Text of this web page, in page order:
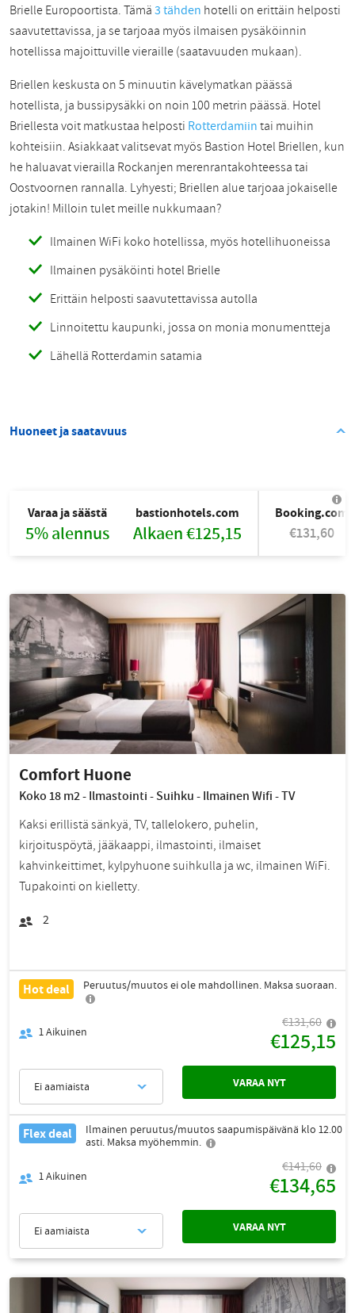
Brielle Europoortista. Tämä3 tähden hotelli on erittäin helposti
saavutettavissa, ja se tarjoaa myös ilmaisen pysäköinnin
hotellissa majoittuville vieraille (saatavuuden mukaan).
Briellen keskusta on 5 minuutin kävelymatkan päässä
hotellista, ja bussipysäkki on noin 100 metrin päässä. Hotel
Briellesta voit matkustaa helposti Rotterdamiintai muihin
kohteisiin. Asiakkaat valitsevat myös Bastion Hotel Briellen, kun
he haluavat vierailla Rockanjen merenrantakohteessa tai
Oostvoornen rannalla. Lyhyesti; Briellen alue tarjoaa jokaiselle
jotakin! Milloin tulet meille nukkumaan?
Ilmainen WiFi koko hotellissa, myös hotellihuoneissa
Ilmainen pysäköinti hotel Brielle
Erittäin helposti saavutettavissa autolla
Linnoitettu kaupunki, jossa on monia monumentteja
Lähellä Rotterdamin satamia
Huoneet ja saatavuus
Varaa ja säästä
5% alennus
bastionhotels.com
Alkaen €125,15
Booking.com
€131,60
Comfort Huone
Koko 18 m2 - Ilmastointi - Suihku - Ilmainen Wifi - TV
Kaksi erillistä sänkyä, TV, tallelokero, puhelin,
kirjoituspöytä, jääkaappi, ilmastointi, ilmaiset
kahvinkeittimet, kylpyhuone suihkulla ja wc, ilmainen WiFi.
Tupakointi on kielletty.
2
Hot deal Peruutus/muutos ei ole mahdollinen. Maksa suoraan.
1Aikuinen
€131,60
€125,15
Ei aamiaista VARAA NYT
Flex deal
Ilmainen peruutus/muutos saapumispäivänä klo 12.00
asti. Maksa myöhemmin.
1Aikuinen
€141,60
€134,65
Ei aamiaista VARAA NYT